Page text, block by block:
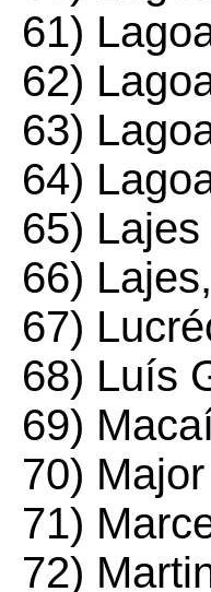
61)
62)
63)
64)
65)
66) Lajes,
67)
68) Luís
69)
70)
71)
72)